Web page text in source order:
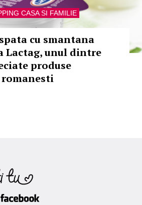
CASA SI FAMILIE
cu smantana
Lactag, unul dintre
produse